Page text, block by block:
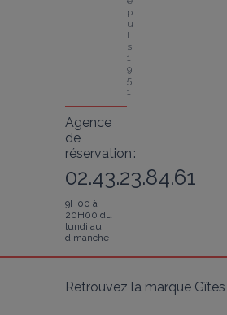
p
u
i
s
1
9
5
1
Agence
de
réservation :
02.43.23.84.61
9H00 à
20H00 du
lundi au
dimanche
Retrouvez la marque